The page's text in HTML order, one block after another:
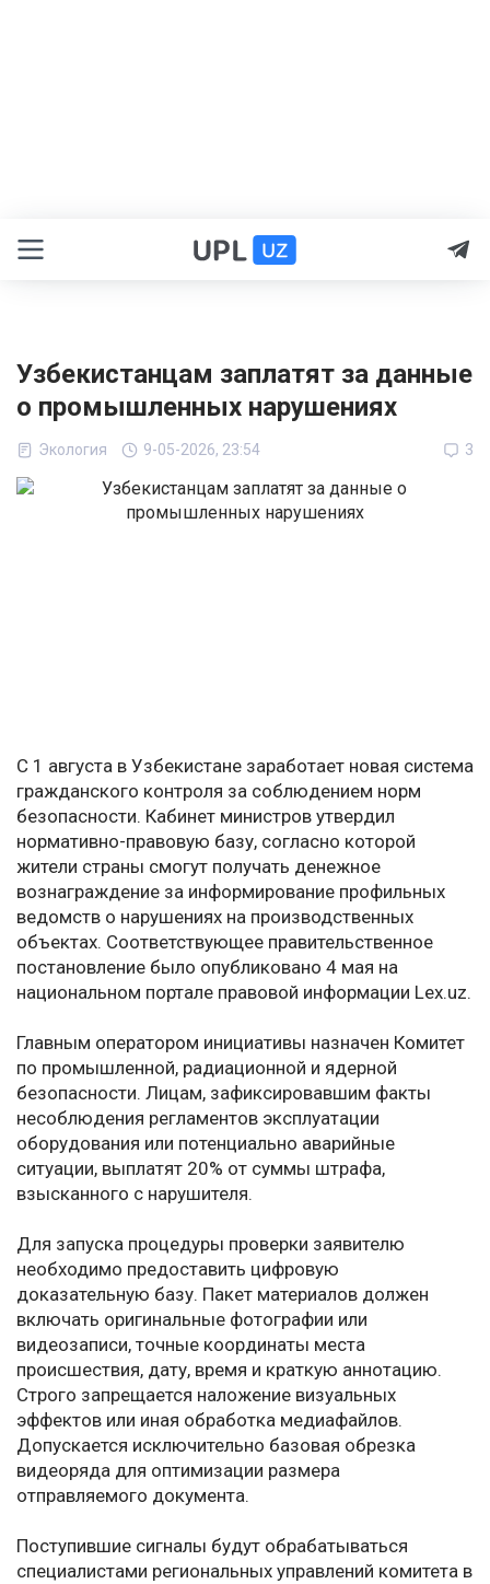
Узбекистанцам заплатят за данные
о промышленных нарушениях
Экология 9-05-2026, 23:54 3
С 1 августа в Узбекистане заработает новая система
гражданского контроля за соблюдением норм
безопасности. Кабинет министров утвердил
нормативно-правовую базу, согласно которой
жители страны смогут получать денежное
вознаграждение за информирование профильных
ведомств о нарушениях на производственных
объектах. Соответствующее правительственное
постановление было опубликовано 4 мая на
национальном портале правовой информации Lex.uz.
Главным оператором инициативы назначен Комитет
по промышленной, радиационной и ядерной
безопасности. Лицам, зафиксировавшим факты
несоблюдения регламентов эксплуатации
оборудования или потенциально аварийные
ситуации, выплатят 20% от суммы штрафа,
взысканного с нарушителя.
Для запуска процедуры проверки заявителю
необходимо предоставить цифровую
доказательную базу. Пакет материалов должен
включать оригинальные фотографии или
видеозаписи, точные координаты места
происшествия, дату, время и краткую аннотацию.
Строго запрещается наложение визуальных
эффектов или иная обработка медиафайлов.
Допускается исключительно базовая обрезка
видеоряда для оптимизации размера
отправляемого документа.
Поступившие сигналы будут обрабатываться
специалистами региональных управлений комитета в